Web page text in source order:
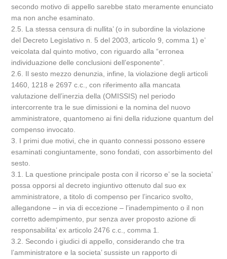
secondo motivo di appello sarebbe stato meramente enunciato
ma non anche esaminato.
2.5. La stessa censura di nullita’ (o in subordine la violazione
del Decreto Legislativo n. 5 del 2003, articolo 9, comma 1) e’
veicolata dal quinto motivo, con riguardo alla “erronea
individuazione delle conclusioni dell’esponente”.
2.6. Il sesto mezzo denunzia, infine, la violazione degli articoli
1460, 1218 e 2697 c.c., con riferimento alla mancata
valutazione dell’inerzia della (OMISSIS) nel periodo
intercorrente tra le sue dimissioni e la nomina del nuovo
amministratore, quantomeno ai fini della riduzione quantum del
compenso invocato.
3. I primi due motivi, che in quanto connessi possono essere
esaminati congiuntamente, sono fondati, con assorbimento del
sesto.
3.1. La questione principale posta con il ricorso e’ se la societa’
possa opporsi al decreto ingiuntivo ottenuto dal suo ex
amministratore, a titolo di compenso per l’incarico svolto,
allegandone – in via di eccezione – l’inadempimento o il non
corretto adempimento, pur senza aver proposto azione di
responsabilita’ ex articolo 2476 c.c., comma 1.
3.2. Secondo i giudici di appello, considerando che tra
l’amministratore e la societa’ sussiste un rapporto di